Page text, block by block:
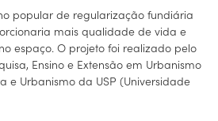
popular de regularização fundiária
mais qualidade de vida e
espaço. O projeto foi realizado pelo
Ensino e Extensão em Urbanismo
e Urbanismo da USP (Universidade